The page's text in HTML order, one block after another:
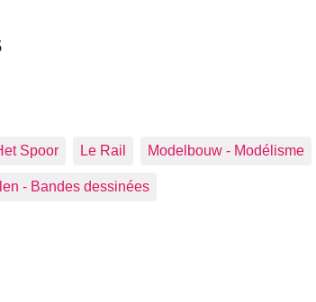
Spoor Le Rail Modelbouw - Modélisme
- Bandes dessinées